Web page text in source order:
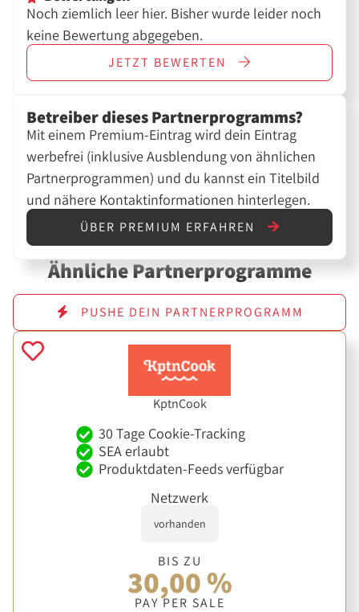
Noch ziemlich leer hier. Bisher wurde leider noch
keine Bewertung abgegeben.
JETZT BEWERTEN
Betreiber dieses Partnerprogramms?
Mit einem Premium-Eintrag wird dein Eintrag
werbefrei (inklusive Ausblendung von ähnlichen
Partnerprogrammen) und du kannst ein Titelbild
und nähere Kontaktinformationen hinterlegen.
ÜBER PREMIUM ERFAHREN
Ähnliche Partnerprogramme
PUSHE DEIN PARTNERPROGRAMM
KptnCook
30 Tage Cookie-Tracking
SEA erlaubt
Produktdaten-Feeds verfügbar
Netzwerk
vorhanden
BIS ZU
30,00 %
PAY PER SALE